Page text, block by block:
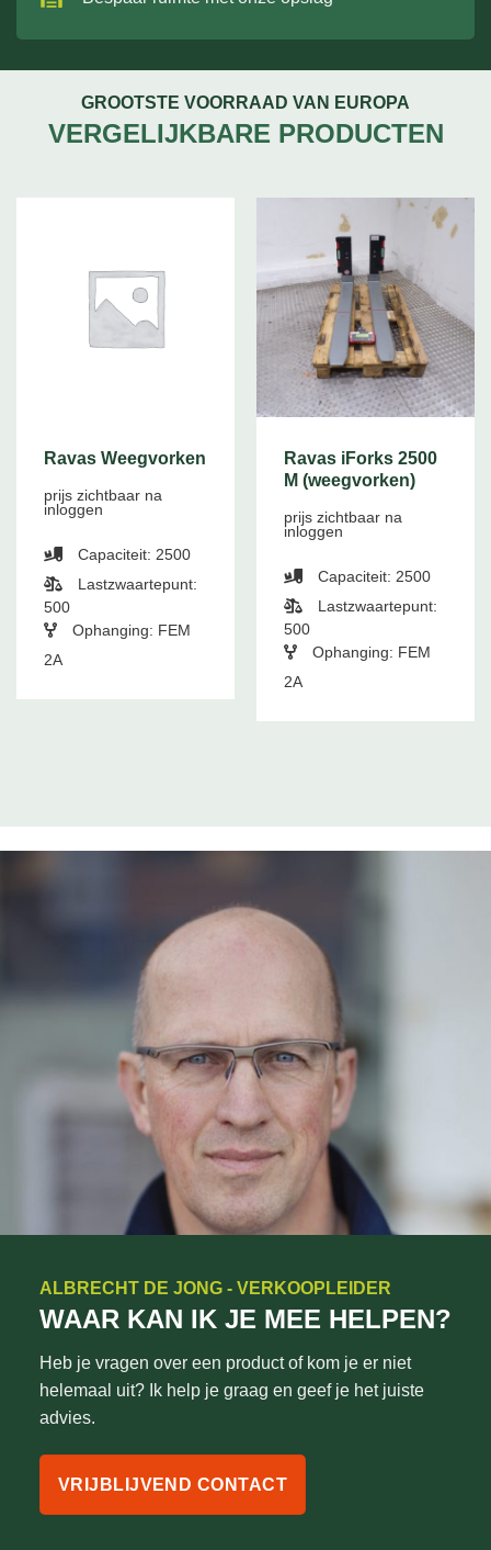
GROOTSTE VOORRAAD VAN EUROPA
VERGELIJKBARE PRODUCTEN
Ravas Weegvorken
prijs zichtbaar na
inloggen
Capaciteit: 2500
Lastzwaartepunt:
500
Ophanging: FEM
2A
Ravas iForks 2500
M (weegvorken)
prijs zichtbaar na
inloggen
Capaciteit: 2500
Lastzwaartepunt:
500
Ophanging: FEM
2A
ALBRECHT DE JONG - VERKOOPLEIDER
WAAR KAN IK JE MEE HELPEN?
Heb je vragen over een product of kom je er niet
helemaal uit? Ik help je graag en geef je het juiste
advies.
VRIJBLIJVEND CONTACT